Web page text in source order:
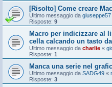
[Risolto] Come creare
Ultimo messaggio da giuseppe57
Risposte: 9
Macro per indicizzare al
cella calcando un tasto
Ultimo messaggio da charlie «
Risposte: 1
Manca una serie nel
Ultimo messaggio da SADG49 «
Risposte: 3